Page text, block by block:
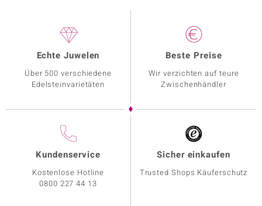
Echte Juwelen
Über 500 verschiedene
Edelsteinvarietäten
Beste Preise
Wir verzichten auf teure
Zwischenhändler
Kundenservice
Kostenlose Hotline
0800 227 44 13
Sicher einkaufen
Trusted Shops Käuferschutz